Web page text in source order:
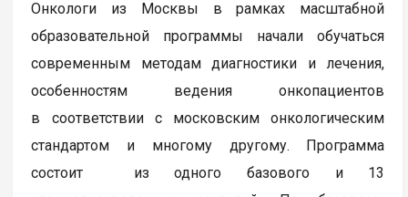
Онкологи из Москвы в рамках масштабной
образовательной программы начали обучаться
современным методам диагностики и лечения,
особенностям ведения онкопациентов
в соответствии с московским онкологическим
стандартом и многому другому. Программа
состоит из одного базового и 13